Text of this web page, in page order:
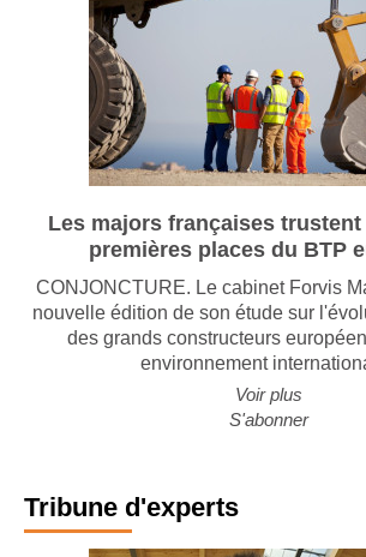
Les majors françaises trustent
premières places du BTP
CONJONCTURE. Le cabinet Forvis
nouvelle édition de son étude sur
des grands constructeurs
Voir plus
Tribune d'experts